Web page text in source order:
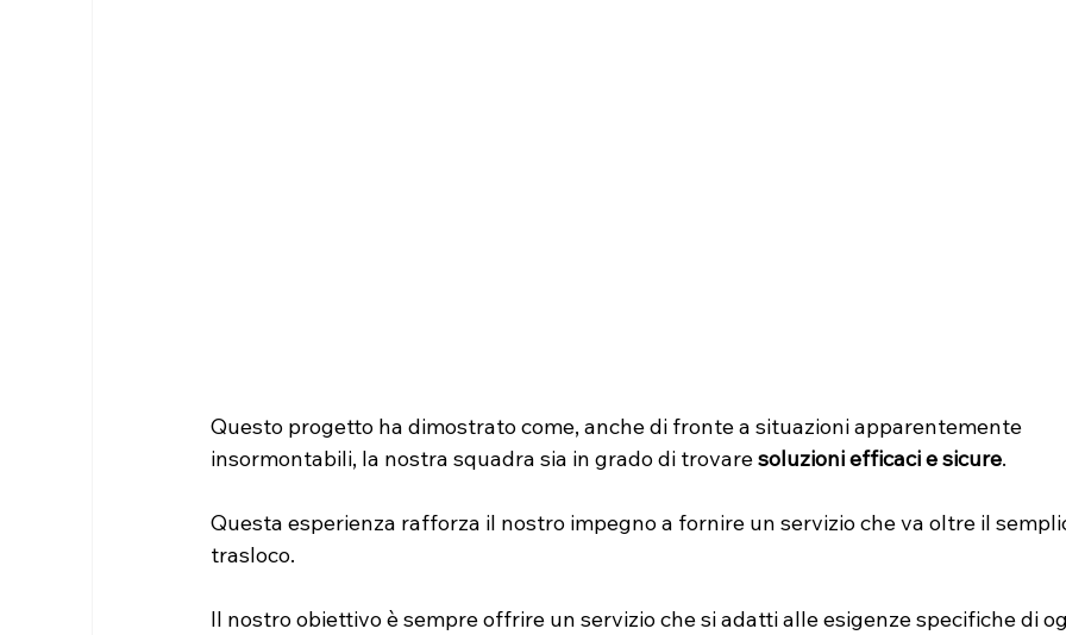
Questo progetto ha dimostrato come, anche di fronte a situazioni apparentemente
insormontabili, la nostra squadra sia in grado di trovare soluzioni efficaci e sicure.
Questa esperienza rafforza il nostro impegno a fornire un servizio che va oltre il
trasloco.
Il nostro obiettivo è sempre offrire un servizio che si adatti alle esigenze specifiche di